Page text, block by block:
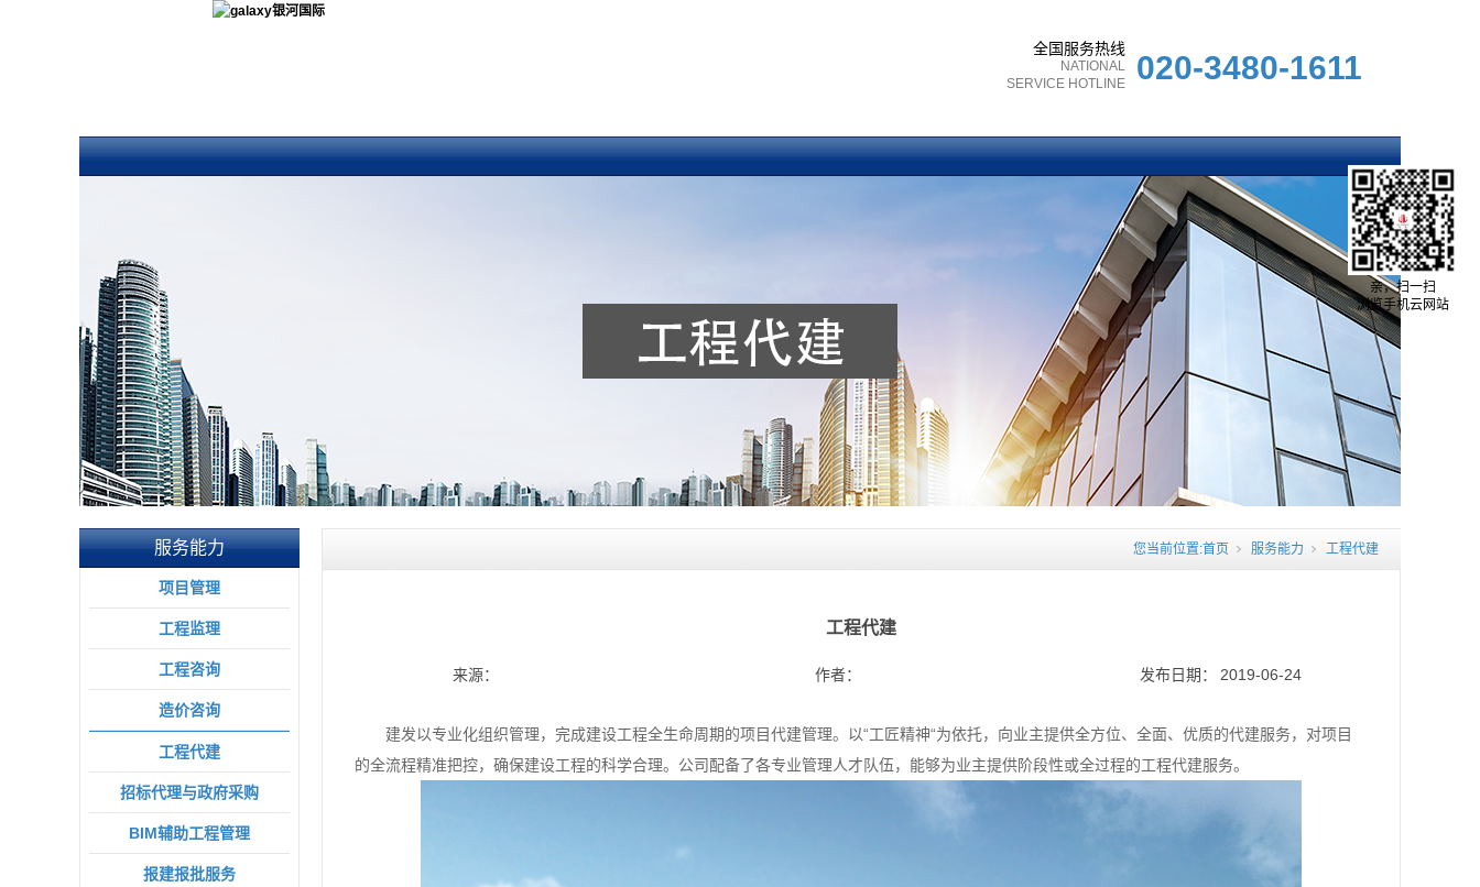
全国服务热线
NATIONAL
SERVICE HOTLINE
020-3480-1611
服务能力
项目管理
工程监理
工程咨询
造价咨询
工程代建
招标代理与政府采购
BIM辅助工程管理
报建报批服务
您当前位置:首页 服务能力 工程代建
工程代建
来源： 作者： 发布日期： 2019-06-24
建发以专业化组织管理，完成建设工程全生命周期的项目代建管理。以“工匠精神“为依托，向业主提供全方位、全面、优质的代建服务，对项目
的全流程精准把控，确保建设工程的科学合理。公司配备了各专业管理人才队伍，能够为业主提供阶段性或全过程的工程代建服务。
亲，扫一扫
浏览手机云网站